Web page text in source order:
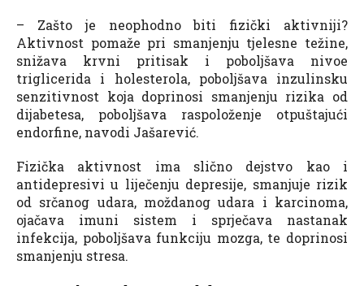
– Zašto je neophodno biti fizički aktivniji?
Aktivnost pomaže pri smanjenju tjelesne težine,
snižava krvni pritisak i poboljšava nivoe
triglicerida i holesterola, poboljšava inzulinsku
senzitivnost koja doprinosi smanjenju rizika od
dijabetesa, poboljšava raspoloženje otpuštajući
endorfine, navodi Jašarević.
Fizička aktivnost ima slično dejstvo kao i
antidepresivi u liječenju depresije, smanjuje rizik
od srčanog udara, moždanog udara i karcinoma,
ojačava imuni sistem i sprječava nastanak
infekcija, poboljšava funkciju mozga, te doprinosi
smanjenju stresa.